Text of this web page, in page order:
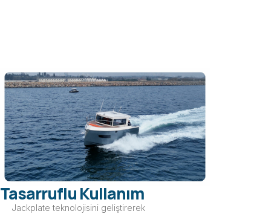
Tasarruflu Kullanım
Jackplate teknolojisini geliştirerek